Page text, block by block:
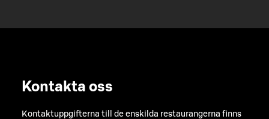
Kontakta oss
Kontaktuppgifterna till de enskilda restaurangerna finns